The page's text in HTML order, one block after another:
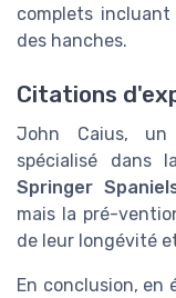
complets
des hanches.
Citations
John Caius, un
spécialisé dans
Springer
mais la pré-
de leur longévité
En conclusion,